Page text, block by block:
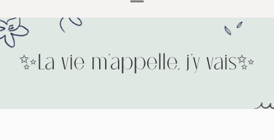
✨La vie m’appelle, j’y vais✨